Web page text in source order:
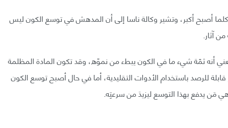
أصبح أكبر، وتشير وكالة ناسا إلى أن المدهش في توسع الكون ليس
آثار.
أنه ثمّة شيء ما في الكون يبطء من نموّه، وقد تكون المادة المظلمة
للرصد باستخدام الأدوات التقليدية، أما في حال أصبح توسع الكون
مَن يدفع بهذا التوسع ليزيدَ من سرعتِه.